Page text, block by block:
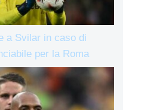
a Svilar in caso di
per la Roma